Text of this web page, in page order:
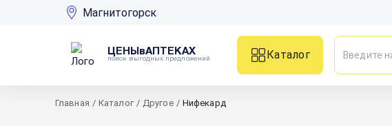
Магнитогорск
ЦЕНЫвАПТЕКАХ
поиск выгодных предложений
Каталог
Главная / Каталог / Другое / Нифекард